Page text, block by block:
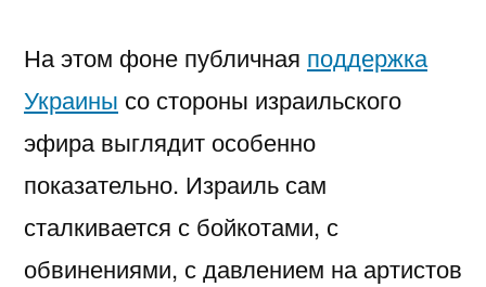
На этом фоне публичная поддержка
Украины со стороны израильского
эфира выглядит особенно
показательно. Израиль сам
сталкивается с бойкотами, с
обвинениями, с давлением на артистов